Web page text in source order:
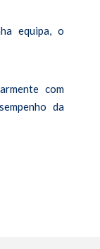
equipa, o
com
da